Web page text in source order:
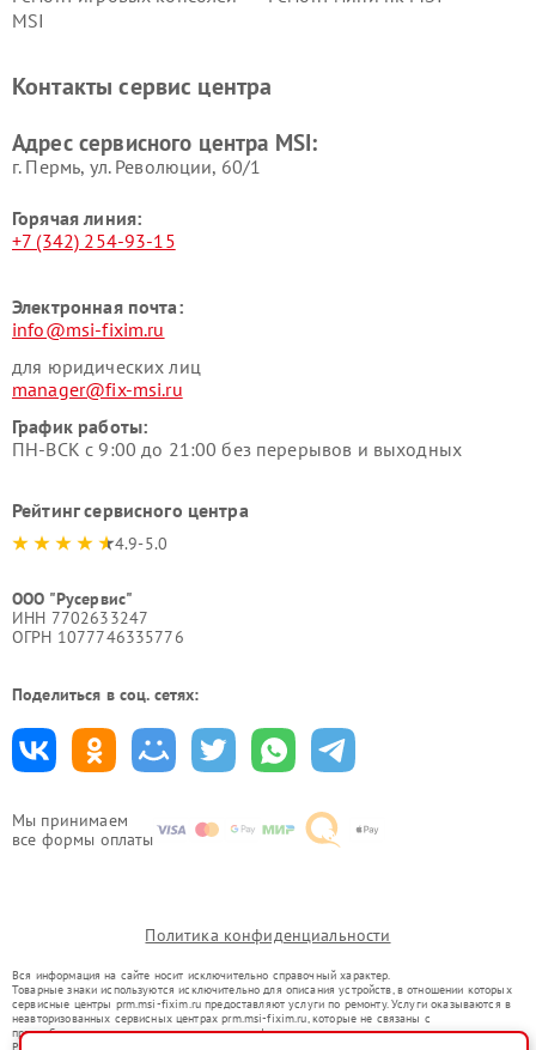
Мы принимаем
все формы оплаты
MSI
Контакты сервис центра
Адрес сервисного центра MSI:
г. Пермь, ул. ​Революции, 60/1
Горячая линия:
+7 (342) 254-93-15
Электронная почта:
info@msi-fixim.ru
для юридических лиц
manager@fix-msi.ru
График работы:
ПН-ВСК с 9:00 до 21:00 без перерывов и выходных
Рейтинг сервисного центра
4.9-5.0
ООО "Русервис"
ИНН 7702633247
ОГРН 1077746335776
Поделиться в соц. сетях:
Политика конфиденциальности
Вся информация на сайте носит исключительно справочный характер.
Товарные знаки используются исключительно для описания устройств, в отношении которых
сервисные центры prm.msi-fixim.ru предоставляют услуги по ремонту. Услуги оказываются в
неавторизованных сервисных центрах prm.msi-fixim.ru, которые не связаны с
правообладателями товарных знаков или их официальными представителями.
Ремонт осуществляется для устройств, уже введенных в гражданский оборот в соответствии